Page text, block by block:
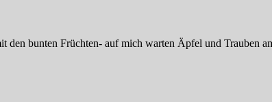
den bunten Früchten- auf mich warten Äpfel und Trauben